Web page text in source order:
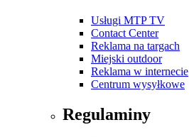
Usługi MTP TV
Contact Center
Reklama na targach
Miejski outdoor
Reklama w internecie
Centrum wysyłkowe
Regulaminy